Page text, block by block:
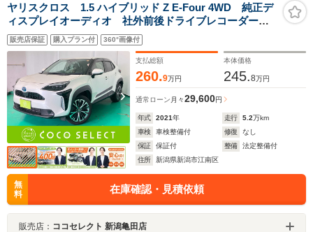
ヤリスクロス 1.5 ハイブリッド Z E-Four 4WD 純正デ
ィスプレイオーディオ 社外前後ドライブレコーダー
ETC 全周囲カメラ ハンドルヒーター オートミラー
キー連動 パワーシート 電動リアゲート シートヒー
ター ブラインドスポットモニター
販売店保証 購入プラン付 360°画像付
支払総額
260.9万円
本体価格
245.8万円
通常ローン 月々29,600円
年式 2021年 走行 5.2万km
車検
車検整備付 修復
なし
保証
保証付 整備
法定整備付
住所
新潟県新潟市江南区
無
料
在庫確認・見積依頼
販売店： ココセレクト 新潟亀田店